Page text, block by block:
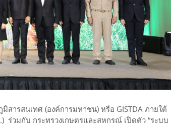
ารสนเทศ (องค์การมหาชน) หรือ GISTDA ภายใต้
ร่วมกับ กระทรวงเกษตรและสหกรณ์ เปิดตัว “ระบบ